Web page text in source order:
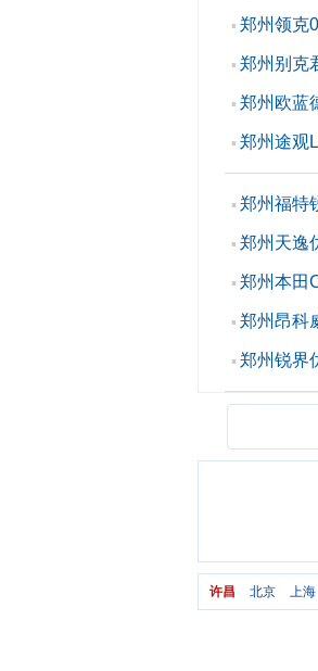
▪ 郑州领克
▪ 郑州别克
▪ 郑州欧蓝
▪ 郑州途观
▪ 郑州福特
▪ 郑州天逸
▪ 郑州本田
▪ 郑州昂科
▪ 郑州锐界
许昌 北京 上海